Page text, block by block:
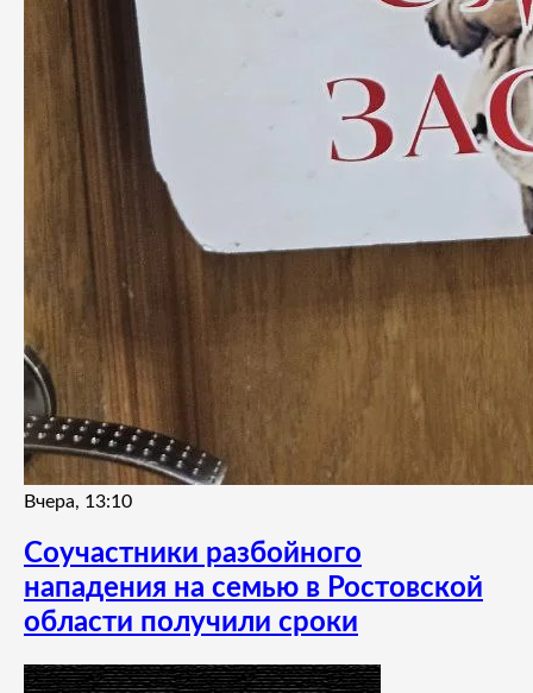
Вчера, 13:10
Соучастники разбойного
нападения на семью в Ростовской
области получили сроки